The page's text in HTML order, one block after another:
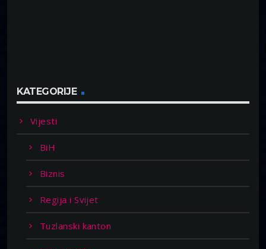
KATEGORIJE
Vijesti
BiH
Biznis
Regija i Svijet
Tuzlanski kanton